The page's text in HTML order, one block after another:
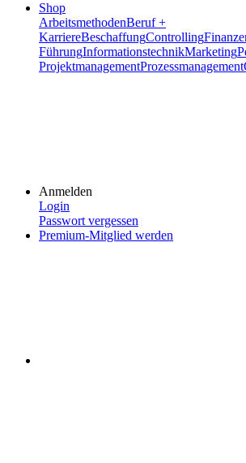
Shop
ArbeitsmethodenBeruf +
KarriereBeschaffungControlling
FührungInformationstechnikMarketing
ProjektmanagementProzessmanagement
Anmelden
Login
Passwort vergessen
Premium-Mitglied werden